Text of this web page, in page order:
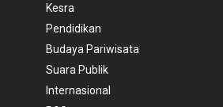
Kesra
Pendidikan
Budaya Pariwisata
Suara Publik
Internasional